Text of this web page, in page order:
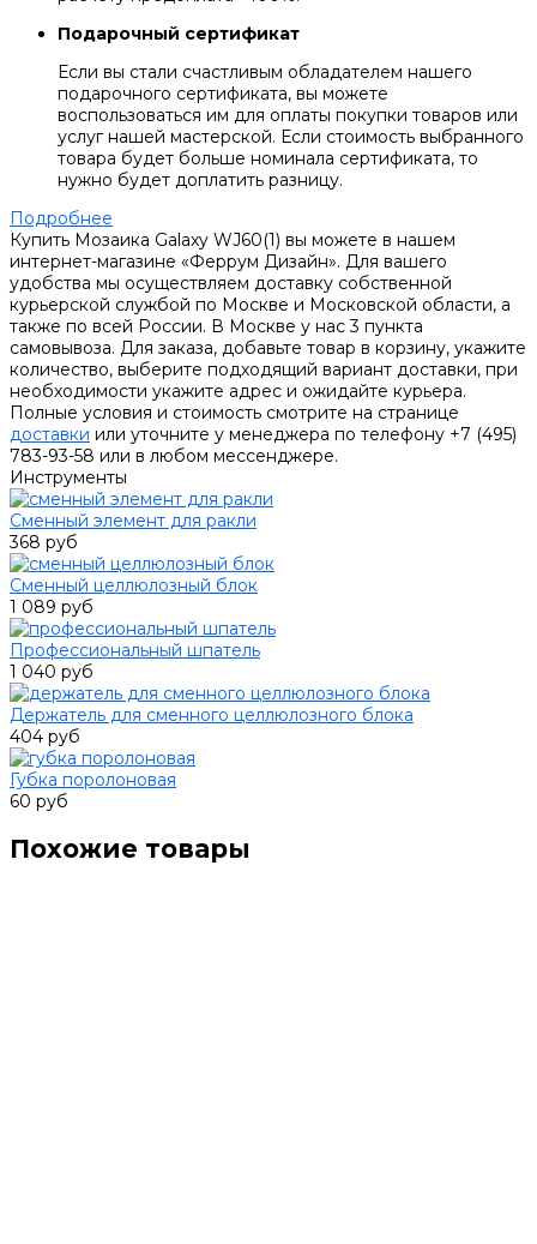
Подарочный сертификат
Если вы стали счастливым обладателем нашего
подарочного сертификата, вы можете
воспользоваться им для оплаты покупки товаров или
услуг нашей мастерской. Если стоимость выбранного
товара будет больше номинала сертификата, то
нужно будет доплатить разницу.
Подробнее
Купить Мозаика Galaxy WJ60(1) вы можете в нашем
интернет-магазине «Феррум Дизайн». Для вашего
удобства мы осуществляем доставку собственной
курьерской службой по Москве и Московской области, а
также по всей России. В Москве у нас 3 пункта
самовывоза. Для заказа, добавьте товар в корзину, укажите
количество, выберите подходящий вариант доставки, при
необходимости укажите адрес и ожидайте курьера.
Полные условия и стоимость смотрите на странице
доставки или уточните у менеджера по телефону +7 (495)
783-93-58 или в любом мессенджере.
Инструменты
Сменный элемент для ракли
368 руб
Сменный целлюлозный блок
1 089 руб
Профессиональный шпатель
1 040 руб
Держатель для сменного целлюлозного блока
404 руб
Губка поролоновая
60 руб
Похожие товары